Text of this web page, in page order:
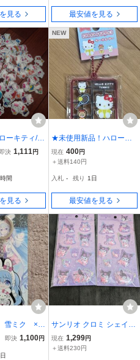
見る 最安値を見る
ーキティ/シ
ー/ダイカッ
ーション/
即決 1,111 円
間
見る
NEW
★未使用新品！ハローキ
ティ☆キーチェーン プラ
スチックモデル風キーホ
0円★
現在 400円
＋送料140円
入札 - 残り 1日
最安値を見る
雪ミク ×
ィ ラバー
即決 1,100円
サンリオ クロミ シェイカ
ーステッカーズ２個セッ
ト
現在 1,299円
＋送料230円